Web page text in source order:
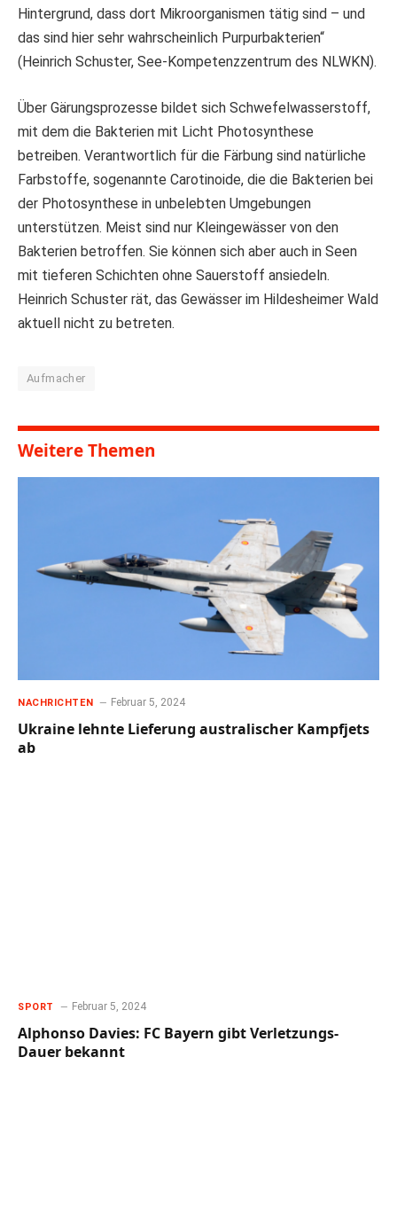
Hintergrund, dass dort Mikroorganismen tätig sind – und
das sind hier sehr wahrscheinlich Purpurbakterien“
(Heinrich Schuster, See-Kompetenzzentrum des NLWKN).
Über Gärungsprozesse bildet sich Schwefelwasserstoff,
mit dem die Bakterien mit Licht Photosynthese
betreiben. Verantwortlich für die Färbung sind natürliche
Farbstoffe, sogenannte Carotinoide, die die Bakterien bei
der Photosynthese in unbelebten Umgebungen
unterstützen. Meist sind nur Kleingewässer von den
Bakterien betroffen. Sie können sich aber auch in Seen
mit tieferen Schichten ohne Sauerstoff ansiedeln.
Heinrich Schuster rät, das Gewässer im Hildesheimer Wald
aktuell nicht zu betreten.
Aufmacher
Weitere Themen
NACHRICHTEN Februar 5, 2024
Ukraine lehnte Lieferung australischer Kampfjets
ab
SPORT Februar 5, 2024
Alphonso Davies: FC Bayern gibt Verletzungs-
Dauer bekannt